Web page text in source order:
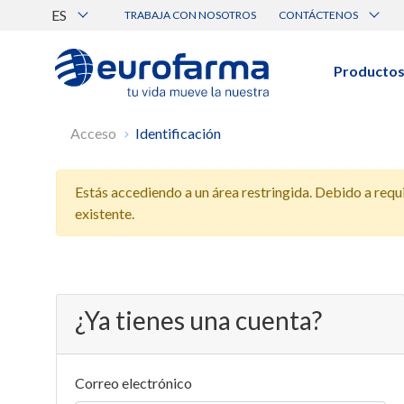
ES TRABAJA CON NOSOTROS CONTÁCTENOS
Canal de Ética Eurofarma
Productos
Acceso Identificación
Estás accediendo a un área restringida. Debido a
existente.
¿Ya tienes una cuenta?
Correo electrónico